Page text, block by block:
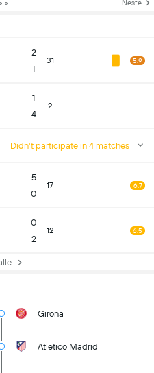
Neste
2
1
31 5.9
1
4
2
Didn't participate in 4 matches
5
0
17 6.7
0
2
12 6.5
Girona
Atletico Madrid